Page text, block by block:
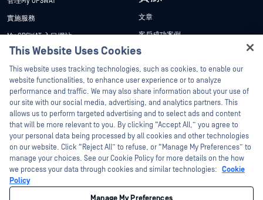
實施服務
My OPSWAT 入口網站
技術檔案
訓練
漏洞通報計畫
合作夥伴
認證
技術合作夥伴
管道合作夥伴計劃
文章
客戶成功案例
新聞稿
新聞報導
網路研討會
產品型錄
白皮書
免費工具
©2026OPSWAT . 保留所有權利。OPSWAT、MetaDefender、Metascan、
MetaAccess、OPSWAT 、Trust no File. Trust No Device.、OPSWAT 、Protecting the
This Website Uses Cookies
This website uses tracking technologies, such as cookies, to enable our
website functionalities, to enhance user experience or to analyze
performance and traffic. We may also share information about your use of
our site with our social media, advertising, and analytics partners. This
allows us to perform targeted advertising and to select ads and content
that will be more relevant to you. By clicking “Accept All,” you agree to
your personal data being processed by all cookies and other technologies
on our website. Click “Reject All” to refuse, or “Manage My Preferences” to
manage your choices. See our Cookie Policy for more details on the how
we process your data through cookies and similar technologies: Cookie
Policy
Hey there!
I'm Ozzy, your OPSWAT virtual assistant.
How can I help you secure what's critical
today?